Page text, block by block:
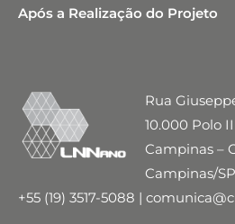
Após a Realização do Projeto
Rua
10.000 Polo
Campinas –
Campinas/
+55 (19) 3517-5088 |